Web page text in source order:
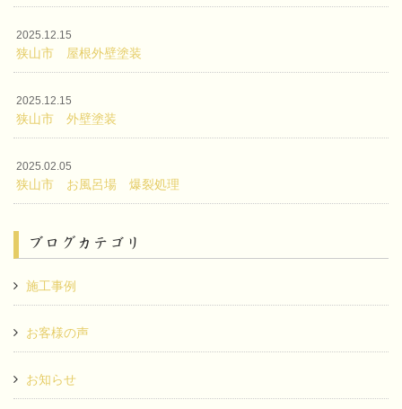
2025.12.15
狭山市 屋根外壁塗装
2025.12.15
狭山市 外壁塗装
2025.02.05
狭山市 お風呂場 爆裂処理
ブログカテゴリ
施工事例
お客様の声
お知らせ